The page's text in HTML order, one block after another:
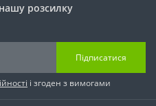
розсилку
Підписатися
і згоден з вимогами